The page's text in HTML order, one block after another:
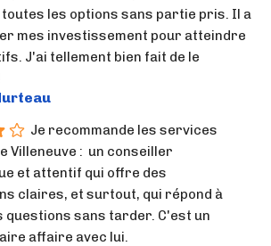
les options sans partie pris. Il a
mes investissement pour atteindre
J'ai tellement bien fait de le
Je recommande les services
Villeneuve :  un conseiller
et attentif qui offre des
claires, et surtout, qui répond à
questions sans tarder. C'est un
affaire avec lui.